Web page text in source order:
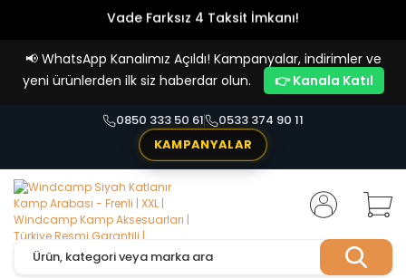
Vade Farksız 4 Taksit İmkanı!
📢 WhatsApp Kanalımız Açıldı! Kampanyalar, indirimler ve
yeni ürünlerden ilk siz haberdar olun.
👉 Kanala Katıl
0850 333 50 61
0533 374 90 11
KAMPANYALAR